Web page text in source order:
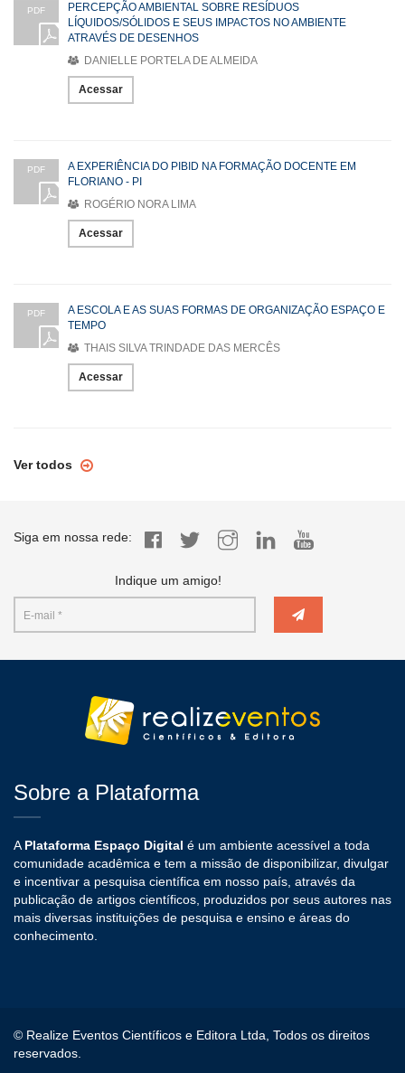
PDF
PERCEPÇÃO AMBIENTAL SOBRE RESÍDUOS
LÍQUIDOS/SÓLIDOS E SEUS IMPACTOS NO AMBIENTE
ATRAVÉS DE DESENHOS
DANIELLE PORTELA DE ALMEIDA
Acessar
PDF
A EXPERIÊNCIA DO PIBID NA FORMAÇÃO DOCENTE EM
FLORIANO - PI
ROGÉRIO NORA LIMA
Acessar
PDF
A ESCOLA E AS SUAS FORMAS DE ORGANIZAÇÃO ESPAÇO E
TEMPO
THAIS SILVA TRINDADE DAS MERCÊS
Acessar
Ver todos
Siga em nossa rede:
Indique um amigo!
Sobre a Plataforma
APlataforma Espaço Digital é um ambiente acessível a toda
comunidade acadêmica e tem a missão de disponibilizar, divulgar
e incentivar a pesquisa científica em nosso país, através da
publicação de artigos científicos, produzidos por seus autores nas
mais diversas instituições de pesquisa e ensino e áreas do
conhecimento.
© Realize Eventos Científicos e Editora Ltda, Todos os direitos
reservados.